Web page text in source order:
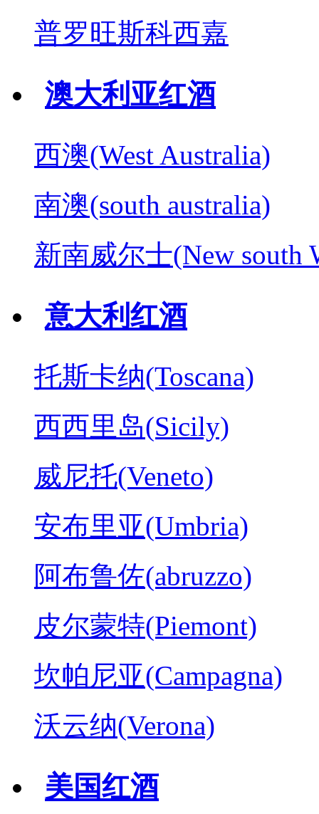
普罗旺斯科西嘉
澳大利亚红酒
西澳(West Australia)
南澳(south australia)
新南威尔士(New south
意大利红酒
托斯卡纳(Toscana)
西西里岛(Sicily)
威尼托(Veneto)
安布里亚(Umbria)
阿布鲁佐(abruzzo)
皮尔蒙特(Piemont)
坎帕尼亚(Campagna)
沃云纳(Verona)
美国红酒